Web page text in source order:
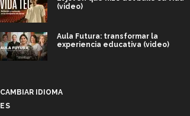
(video)
Aula Futura: transformar la
experiencia educativa (video)
CAMBIAR IDIOMA
ES